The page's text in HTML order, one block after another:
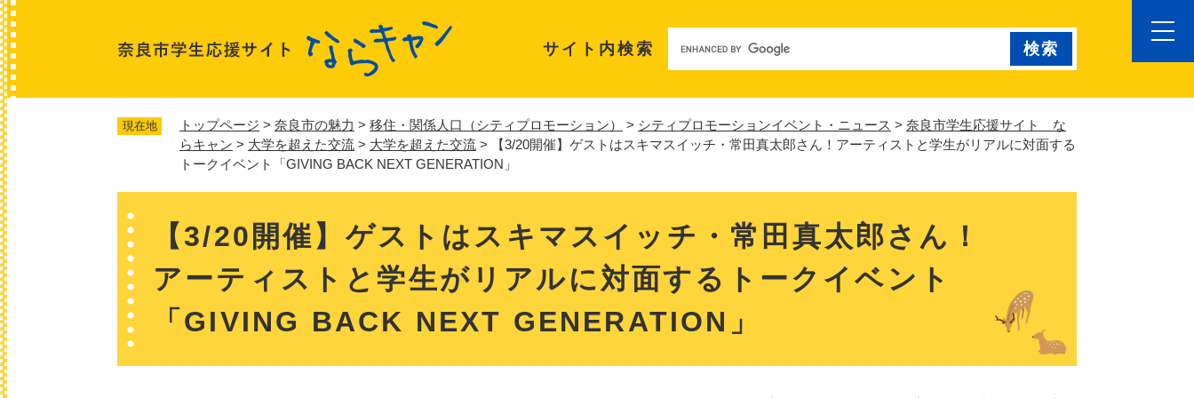
ペ
ー
ジ
の
先
頭
で
す
。
サイト内検索
現在地 トップページ > 奈良市の魅力 > 移住・関係人口（シティプロモーション） > シティプロモーションイベント・ニュース > 奈良市学生応援サイト な
らキャン > 大学を超えた交流 > 大学を超えた交流 >
【3/20開催】ゲストはスキマスイッチ・常田真太郎さん！アーティストと学生がリアルに対面する
トークイベント「GIVING BACK NEXT GENERATION」
文
【3/20開催】ゲストはスキマスイッチ・常田真太郎さん！
アーティストと学生がリアルに対面するトークイベント
「GIVING BACK NEXT GENERATION」